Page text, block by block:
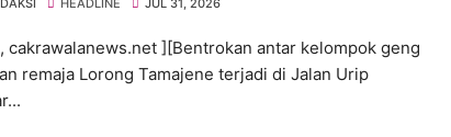
HEADLINE JUL 31, 2026
cakrawalanews.net ][Bentrokan antar kelompok geng
remaja Lorong Tamajene terjadi di Jalan Urip